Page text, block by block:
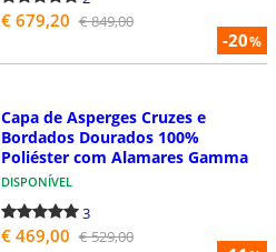
-20%
€ 679,20 € 849,00
Capa de Asperges Cruzes e
Bordados Dourados 100%
Poliéster com Alamares Gamma
DISPONÍVEL
3
€ 469,00 € 529,00